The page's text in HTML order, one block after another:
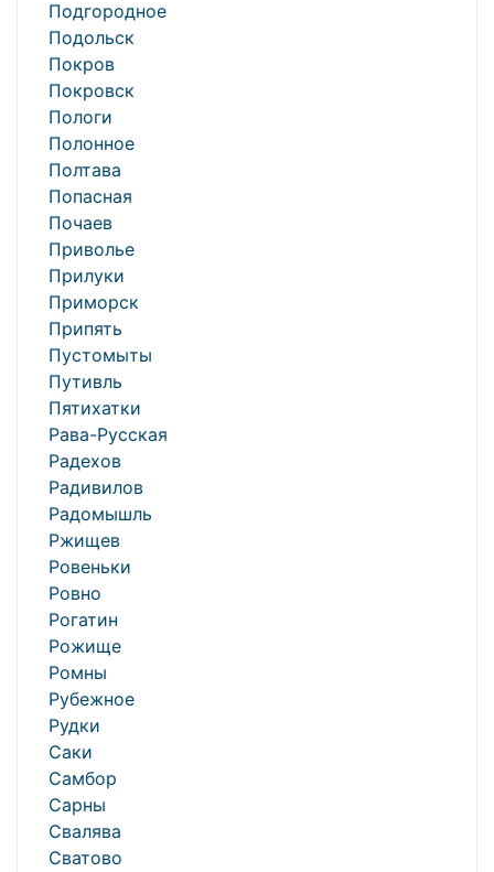
Подгородное
Подольск
Покров
Покровск
Пологи
Полонное
Полтава
Попасная
Почаев
Приволье
Прилуки
Приморск
Припять
Пустомыты
Путивль
Пятихатки
Рава-Русская
Радехов
Радивилов
Радомышль
Ржищев
Ровеньки
Ровно
Рогатин
Рожище
Ромны
Рубежное
Рудки
Саки
Самбор
Сарны
Свалява
Сватово